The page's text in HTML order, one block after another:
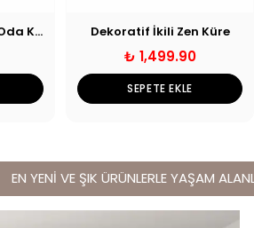
Dekoratif Ortanca Oda Kokusu Dekoratif İkili Zen Küre
₺ 1,499.90
SEPETE EKLE
EN YENİ VE ŞIK ÜRÜNLERLE YAŞAM